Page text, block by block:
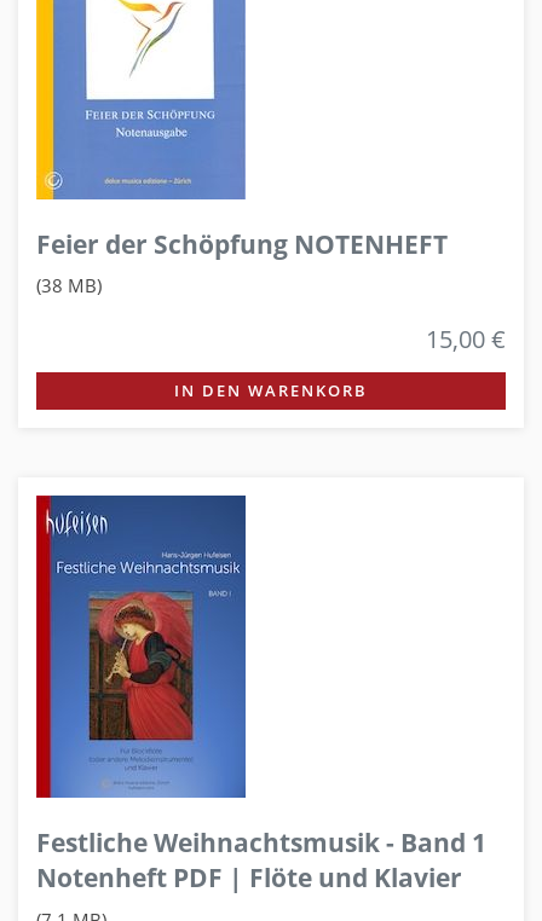
Feier der Schöpfung NOTENHEFT
(38 MB)
15,00 €
IN DEN WARENKORB
Festliche Weihnachtsmusik - Band 1
Notenheft PDF | Flöte und Klavier